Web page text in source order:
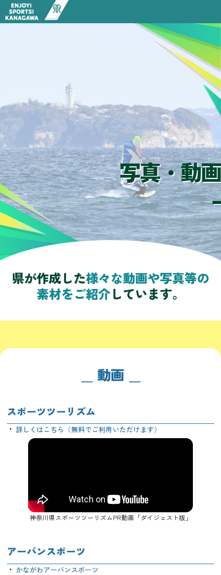
HOME
アサンテ スポーツパーク（神奈川県立スポーツセンタ
神奈川のスポーツツーリズム
神奈川のサイクルツーリズム
かながわスポーツ・プラットフォーム
部活動の地域展開
行政情報
神奈川県スポーツ推進条例
神奈川県スポーツ推進計画
神奈川県スポーツ推進審議会
写真・動画ライブラリー
誰もが安全・安心にスポーツをするために
スポーツ施設検索
写真・動
県が作成した様々な動画や写真等の
素材をご紹介しています。
動画
スポーツツーリズム
詳しくはこちら（無料でご利用いただけます）
神奈川県スポーツツーリズムPR動画「ダイジェスト版」
アーバンスポーツ
かながわアーバンスポーツ